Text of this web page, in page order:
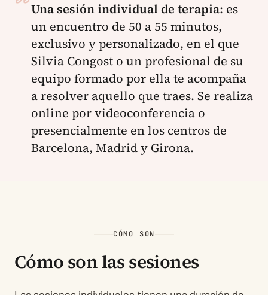
Una sesión individual de terapia: es
un encuentro de 50 a 55 minutos,
exclusivo y personalizado, en el que
Silvia Congost o un profesional de su
equipo formado por ella te acompaña
a resolver aquello que traes. Se realiza
online por videoconferencia o
presencialmente en los centros de
Barcelona, Madrid y Girona.
CÓMO SON
Cómo son las sesiones